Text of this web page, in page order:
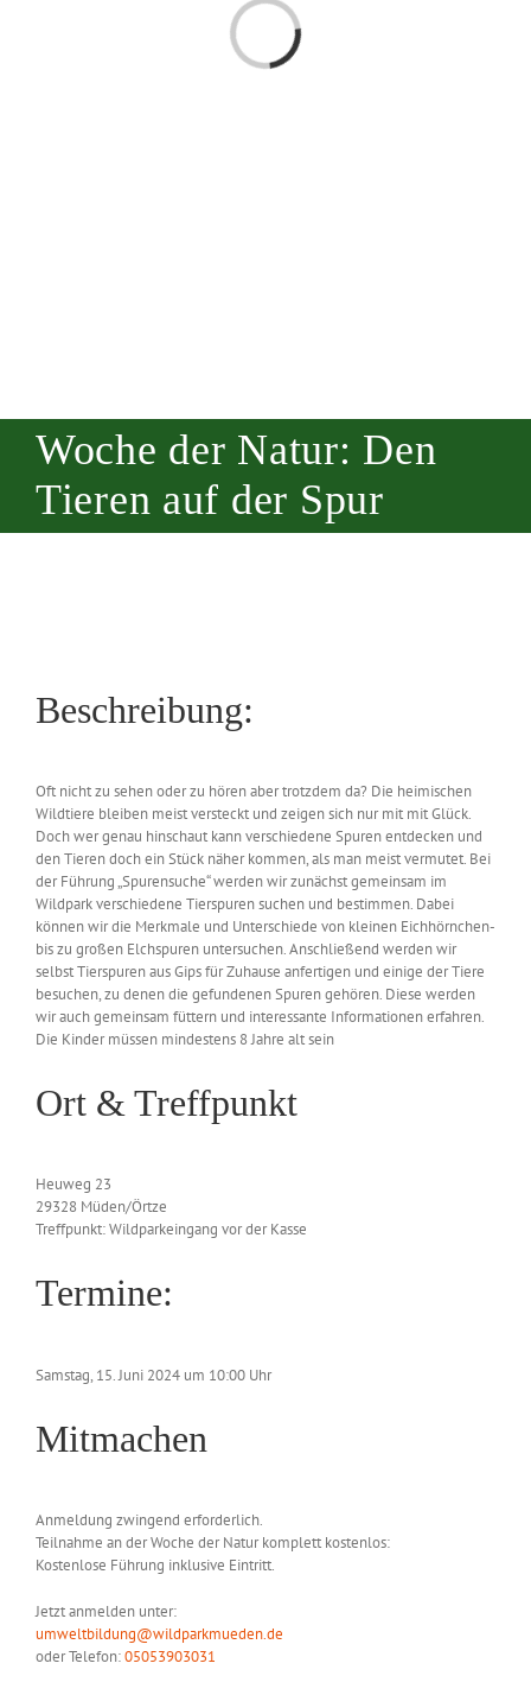
Laden...
Woche der Natur: Den
Tieren auf der Spur
Beschreibung:
Oft nicht zu sehen oder zu hören aber trotzdem da? Die heimischen
Wildtiere bleiben meist versteckt und zeigen sich nur mit mit Glück.
Doch wer genau hinschaut kann verschiedene Spuren entdecken und
den Tieren doch ein Stück näher kommen, als man meist vermutet. Bei
der Führung „Spurensuche“ werden wir zunächst gemeinsam im
Wildpark verschiedene Tierspuren suchen und bestimmen. Dabei
können wir die Merkmale und Unterschiede von kleinen Eichhörnchen-
bis zu großen Elchspuren untersuchen. Anschließend werden wir
selbst Tierspuren aus Gips für Zuhause anfertigen und einige der Tiere
besuchen, zu denen die gefundenen Spuren gehören. Diese werden
wir auch gemeinsam füttern und interessante Informationen erfahren.
Die Kinder müssen mindestens 8 Jahre alt sein
Ort & Treffpunkt
Heuweg 23
29328 Müden/Örtze
Treffpunkt: Wildparkeingang vor der Kasse
Termine:
Samstag, 15. Juni 2024 um 10:00 Uhr
Mitmachen
Anmeldung zwingend erforderlich.
Teilnahme an der Woche der Natur komplett kostenlos:
Kostenlose Führung inklusive Eintritt.
Jetzt anmelden unter:
umweltbildung@wildparkmueden.de
oder Telefon:05053903031